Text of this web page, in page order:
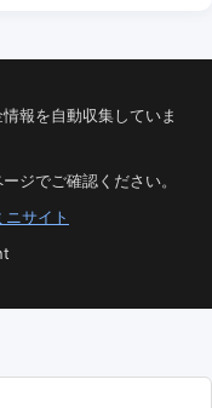
報を自動収集していま
ジでご確認ください。
サイト